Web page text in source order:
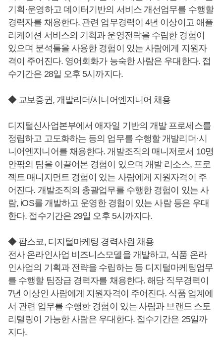
기획·운영하고 데이터기반의 서비스 개선업무를 수행할
경력자를 채용한다. 관련 업무경력이 4년 이상이고 애플
리케이션 서비스의 기획과 운영전략을 수립한 경험이
있으며 분석툴을 사용한 경험이 있는 사람에게 지원자
격이 주어진다. 영어회화가 능숙한 사람은 우대한다. 접
수기간은 28일 오후 5시까지다.
◆ 교보증권, 개발리더/시니어엔지니어 채용
디지털신사업본부에서 애자일 기반의 개발 프로세스를
정립하고 고도화하는 등의 업무를 수행할 개발리더·시
니어엔지니어를 채용한다. 개발조직의 매니저로서 10명
안팎의 팀을 이끌어본 경험이 있으며 개발 리소스, 프로
젝트 매니지먼트 경험이 있는 사람에게 지원자격이 주
어진다. 개발조직의 총괄업무를 수행한 경험이 있는 사
람, iOS를 개발하고 운영한 경험이 있는 사람 등은 우대
한다. 접수기간은 29일 오후 5시까지다.
◆ 팜스코, 디지털마케팅 경력사원 채용
전사 온라인사업 비즈니스모델을 개발하고, 식품 온라
인사업의 기획과 전략을 수립하는 등 디지털마케팅업무
를 수행할 팀장급 경력자를 채용한다. 해당 직무경력이
7년 이상인 사람에게 지원자격이 주어진다. 식품 업계에
서 관련 업무를 수행한 경험이 있는 사람과 브랜드 스토
리텔링이 가능한 사람은 우대한다. 접수기간은 25일까
지다.